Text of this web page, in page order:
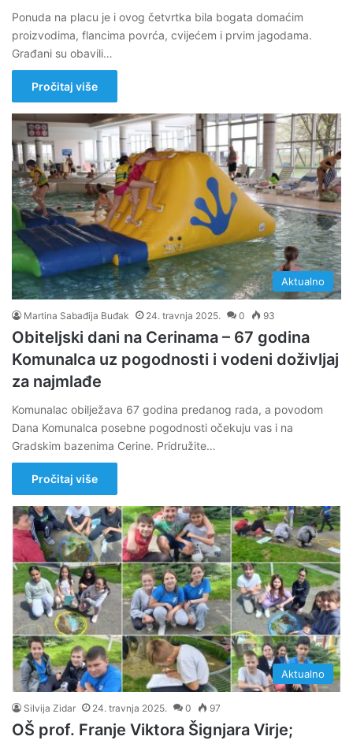
Ponuda na placu je i ovog četvrtka bila bogata domaćim
proizvodima, flancima povrća, cvijećem i prvim jagodama.
Građani su obavili…
Pročitaj više
Aktualno
Martina Sabađija Buđak 24. travnja 2025. 0 93
Obiteljski dani na Cerinama – 67 godina
Komunalca uz pogodnosti i vodeni doživljaj
za najmlađe
Komunalac obilježava 67 godina predanog rada, a povodom
Dana Komunalca posebne pogodnosti očekuju vas i na
Gradskim bazenima Cerine. Pridružite…
Pročitaj više
Aktualno
Silvija Zidar 24. travnja 2025. 0 97
OŠ prof. Franje Viktora Šignjara Virje;